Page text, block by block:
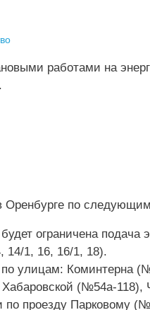
работами на
Оренбурге по
будет ограничена
1, 16, 16/1, 18).
по улицам: Коминтерна
(№54а-118),
проезду Парковому